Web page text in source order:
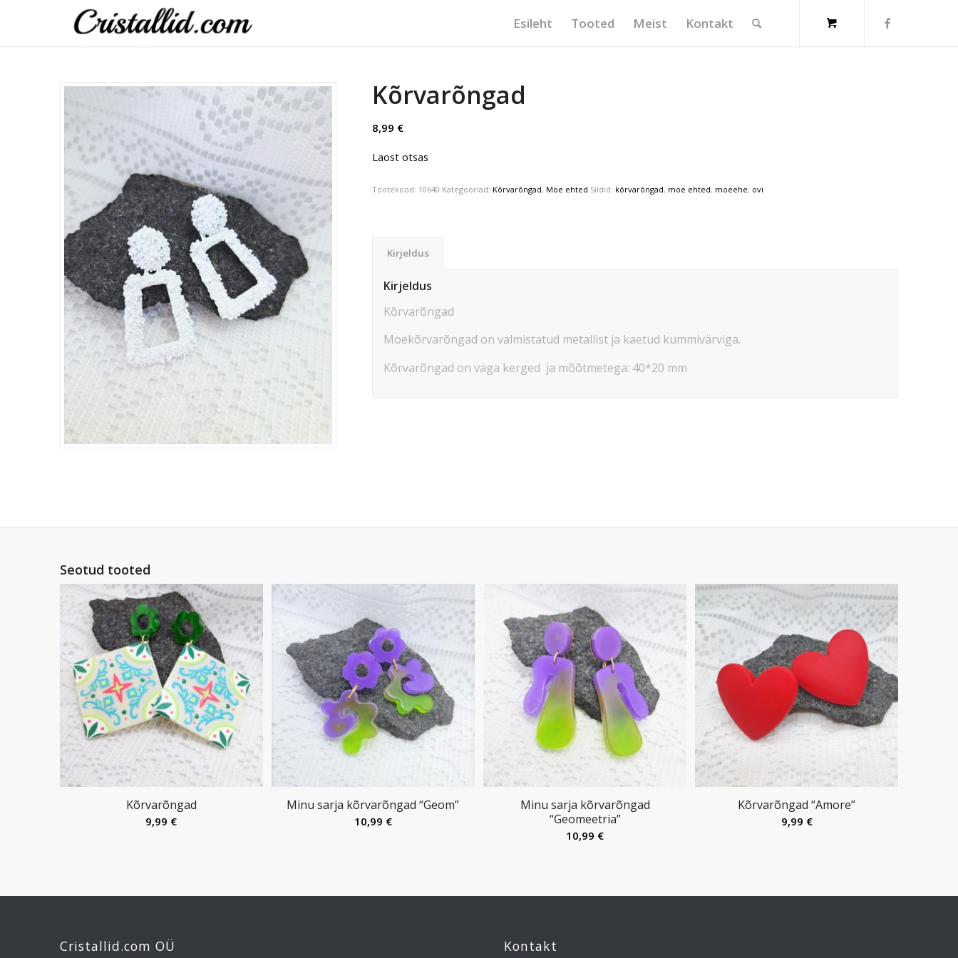
Esileht Tooted Meist Kontakt
Kõrvarõngad
8,99 €
Laost otsas
Tootekood: 10640 Kategooriad: Kõrvarõngad, Moe ehted Sildid: kõrvarõngad, moe ehted, moeehe, ovi
Kirjeldus
Kirjeldus
Kõrvarõngad
Moekõrvarõngad on valmistatud metallist ja kaetud kummivärviga.
Kõrvarõngad on väga kerged ja mõõtmetega: 40*20 mm
Seotud tooted
Kõrvarõngad
9,99 €
Minu sarja kõrvarõngad “Geom”
10,99 €
Minu sarja kõrvarõngad
“Geomeetria”
10,99 €
Kõrvarõngad “Amore”
9,99 €
Cristallid.com OÜ Kontakt